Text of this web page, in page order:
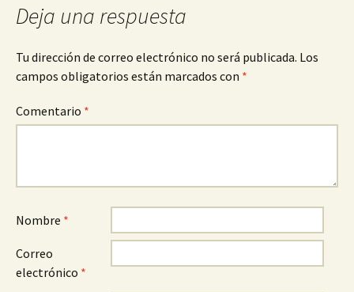
entradas
Deja una respuesta
Tu dirección de correo electrónico no será publicada. Los
campos obligatorios están marcados con *
Comentario *
Nombre *
Correo
electrónico *